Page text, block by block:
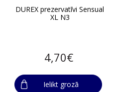
DUREX prezervatīvi Sensual
XL N3
4,70€
Ielikt grozā